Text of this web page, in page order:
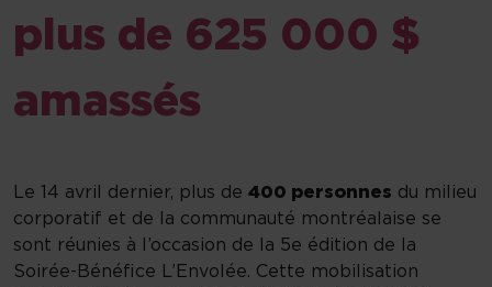
plus de 625 000 $
amassés
Le 14 avril dernier, plus de 400 personnes du milieu
corporatif et de la communauté montréalaise se
sont réunies à l’occasion de la 5e édition de la
Soirée-Bénéfice L’Envolée. Cette mobilisation